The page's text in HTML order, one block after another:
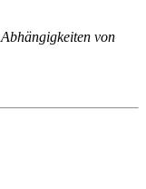
Abhängigkeiten von